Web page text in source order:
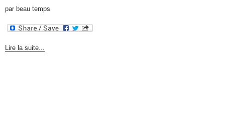
par beau temps
Lire la suite...